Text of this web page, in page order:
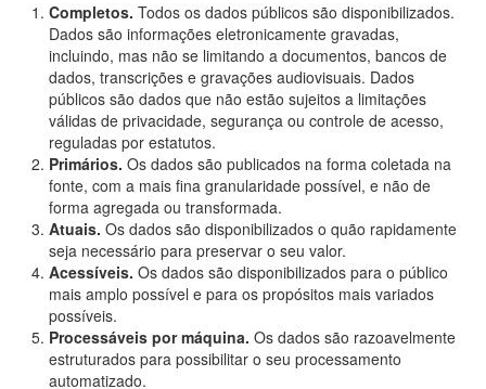
Completos. Todos os dados públicos são disponibilizados.
Dados são informações eletronicamente gravadas,
incluindo, mas não se limitando a documentos, bancos de
dados, transcrições e gravações audiovisuais. Dados
públicos são dados que não estão sujeitos a limitações
válidas de privacidade, segurança ou controle de acesso,
reguladas por estatutos.
Primários. Os dados são publicados na forma coletada na
fonte, com a mais fina granularidade possível, e não de
forma agregada ou transformada.
Atuais. Os dados são disponibilizados o quão rapidamente
seja necessário para preservar o seu valor.
Acessíveis. Os dados são disponibilizados para o público
mais amplo possível e para os propósitos mais variados
possíveis.
Processáveis por máquina. Os dados são razoavelmente
estruturados para possibilitar o seu processamento
automatizado.